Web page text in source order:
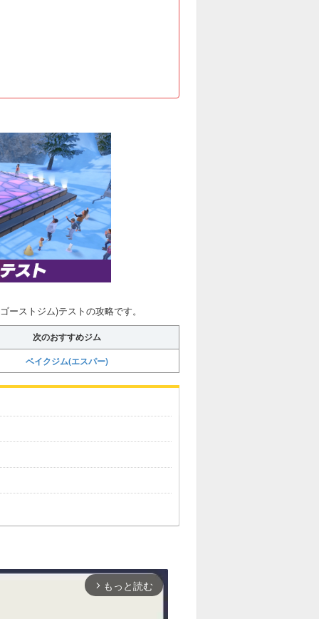
ストジム)テストの攻略です。
次のおすすめジム
ベイクジム(エスパー)
arrow_forward_ios もっと読む